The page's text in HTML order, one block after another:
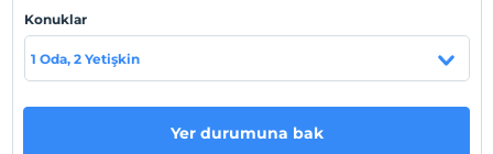
En geç saat 13:00 ve öncesi
Evcil hayvan kabul edilmemektedir.
Sigara
Odalarda sigara içilmez
Konuklar
1 Oda, 2 Yetişkin
Yer durumuna bak